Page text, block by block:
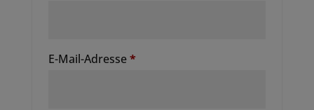
E-Mail-Adresse*Erforderlich